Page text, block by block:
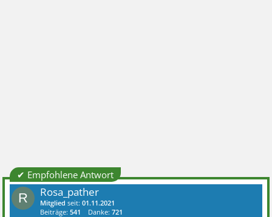
✔ Empfohlene Antwort
R Rosa_pather
Mitglied seit:01.11.2021
Beiträge:541 Danke:721